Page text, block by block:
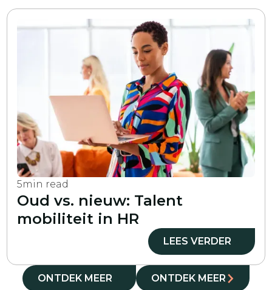
5min read
Oud vs. nieuw: Talent
mobiliteit in HR
LEES VERDER
ONTDEK MEER ONTDEK MEER